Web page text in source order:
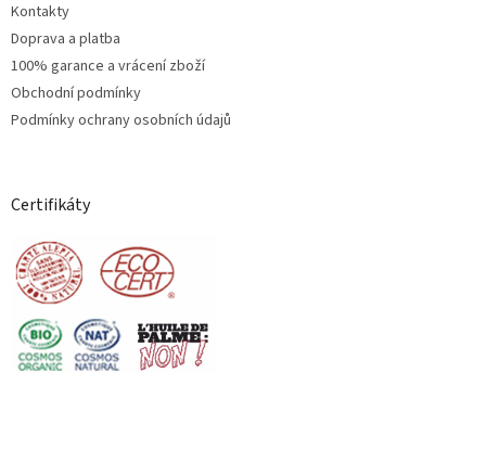
Kontakty
Doprava a platba
100% garance a vrácení zboží
Obchodní podmínky
Podmínky ochrany osobních údajů
Certifikáty